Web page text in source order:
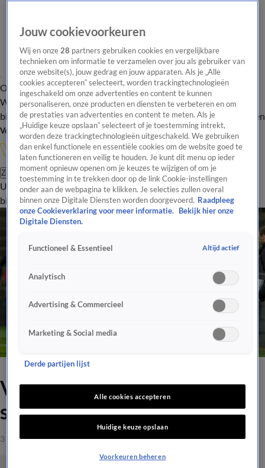
Overzicht Onze programma's Uitzendingen Onze gezichten
In de
WandelgangenInterviewsUitzending
bijwonenPodcastShopVeelgestelde vragenKijkersvraag insturen
Volg Vandaag Inside
Zoeken
UitzendingenVandaag InsideDe OranjezomerShopUitzending
bijwonen
VVV verliest ook van tien
spelers FC Groningen
3 apr 2021, 22:48
Jouw cookievoorkeuren
Wij en onze28 partners gebruiken cookies en vergelijkbare
technieken om informatie te verzamelen over jou als gebruiker van
onze website(s), jouw gedrag en jouw apparaten. Als je „Alle
cookies accepteren” selecteert, worden trackingtechnologieën
ingeschakeld om onze advertenties en content te kunnen
personaliseren, onze producten en diensten te verbeteren en om
de prestaties van advertenties en content te meten. Als je
„Huidige keuze opslaan” selecteert of je toestemming intrekt,
worden deze trackingtechnologieën uitgeschakeld. We gebruiken
dan enkel functionele en essentiële cookies om de website goed te
laten functioneren en veilig te houden. Je kunt dit menu op ieder
moment opnieuw openen om je keuzes te wijzigen of om je
toestemming in te trekken door op de link Cookie-instellingen
onder aan de webpagina te klikken. Je selecties zullen overal
binnen onze Digitale Diensten worden doorgevoerd. Raadpleeg
onze Cookieverklaring voor meer informatie.
Bekijk hier onze
Digitale Diensten.
Functioneel & Essentieel Altijd actief
Analytisch
Advertising & Commercieel
Marketing & Social media
Derde partijen lijst
Alle cookies accepteren
Huidige keuze opslaan
Voorkeuren beheren